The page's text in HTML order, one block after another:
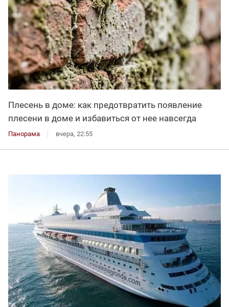
Плесень в доме: как предотвратить появление
плесени в доме и избавиться от нее навсегда
Панорама вчера, 22:55